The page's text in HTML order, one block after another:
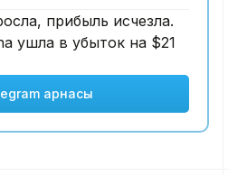
выросла, прибыль исчезла.
ушла в убыток на $21
арнасы